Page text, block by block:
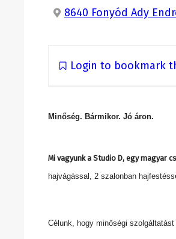
8640 Fonyód Ady
Login to bookmark
Minőség. Bármikor. Jó áron.
Mi vagyunk a Studio D, egy magyar
hajvágással, 2 szalonban
Célunk, hogy minőségi